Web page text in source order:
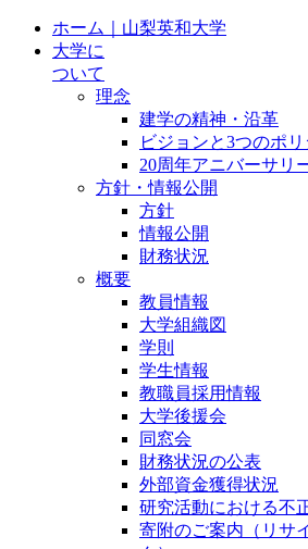
ホーム｜山梨英和大学
大学に
ついて
理念
建学の精神・沿革
ビジョンと3つのポ
20周年アニバーサリ
方針・情報公開
方針
情報公開
財務状況
概要
教員情報
大学組織図
学則
学生情報
教職員採用情報
大学後援会
同窓会
財務状況の公表
外部資金獲得状況
研究活動における不
寄附のご案内（リサ